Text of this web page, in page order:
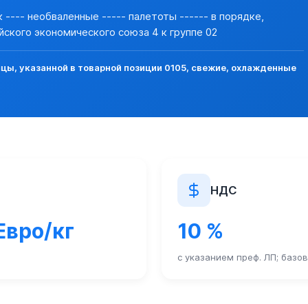
---- необваленные ----- палетоты ------ в порядке,
экономического союза 4 к группе 02
указанной в товарной позиции 0105, свежие, охлажденные
кг
НДС
10 %
с указанием преф. ЛП;